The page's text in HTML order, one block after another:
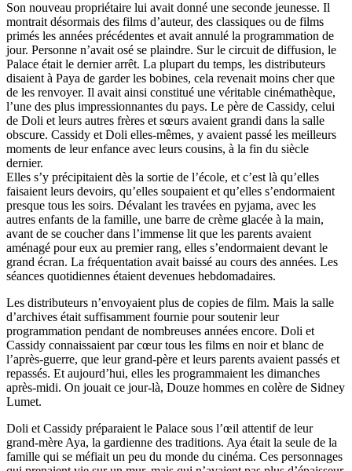
Son nouveau propriétaire lui avait donné une seconde jeunesse. Il
montrait désormais des films d’auteur, des classiques ou de films
primés les années précédentes et avait annulé la programmation de
jour. Personne n’avait osé se plaindre. Sur le circuit de diffusion, le
Palace était le dernier arrêt. La plupart du temps, les distributeurs
disaient à Paya de garder les bobines, cela revenait moins cher que
de les renvoyer. Il avait ainsi constitué une véritable cinémathèque,
l’une des plus impressionnantes du pays. Le père de Cassidy, celui
de Doli et leurs autres frères et sœurs avaient grandi dans la salle
obscure. Cassidy et Doli elles-mêmes, y avaient passé les meilleurs
moments de leur enfance avec leurs cousins, à la fin du siècle
dernier.
Elles s’y précipitaient dès la sortie de l’école, et c’est là qu’elles
faisaient leurs devoirs, qu’elles soupaient et qu’elles s’endormaient
presque tous les soirs. Dévalant les travées en pyjama, avec les
autres enfants de la famille, une barre de crème glacée à la main,
avant de se coucher dans l’immense lit que les parents avaient
aménagé pour eux au premier rang, elles s’endormaient devant le
grand écran. La fréquentation avait baissé au cours des années. Les
séances quotidiennes étaient devenues hebdomadaires.
Les distributeurs n’envoyaient plus de copies de film. Mais la salle
d’archives était suffisamment fournie pour soutenir leur
programmation pendant de nombreuses années encore. Doli et
Cassidy connaissaient par cœur tous les films en noir et blanc de
l’après-guerre, que leur grand-père et leurs parents avaient passés et
repassés. Et aujourd’hui, elles les programmaient les dimanches
après-midi. On jouait ce jour-là, Douze hommes en colère de Sidney
Lumet.
Doli et Cassidy préparaient le Palace sous l’œil attentif de leur
grand-mère Aya, la gardienne des traditions. Aya était la seule de la
famille qui se méfiait un peu du monde du cinéma. Ces personnages